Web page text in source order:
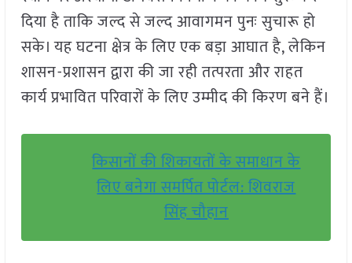
दिया है ताकि जल्द से जल्द आवागमन पुनः सुचारू हो
सके। यह घटना क्षेत्र के लिए एक बड़ा आघात है, लेकिन
शासन-प्रशासन द्वारा की जा रही तत्परता और राहत
कार्य प्रभावित परिवारों के लिए उम्मीद की किरण बने हैं।
किसानों की शिकायतों के समाधान के
लिए बनेगा समर्पित पोर्टल: शिवराज
सिंह चौहान